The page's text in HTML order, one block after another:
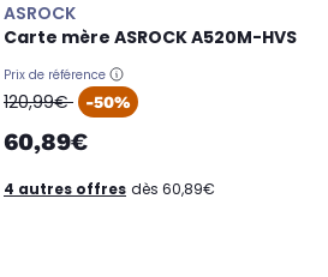
ASROCK
Carte mère ASROCK A520M-HVS
Prix de référence
oldPrice
120,99€ -50%
60,89€
4 autres offres dès 60,89€